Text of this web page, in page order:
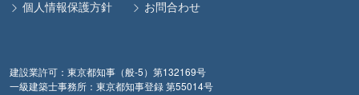
個人情報保護方針
お問合わせ
建設業許可：東京都知事（般-5）第132169号
一級建築士事務所：東京都知事登録 第55014号